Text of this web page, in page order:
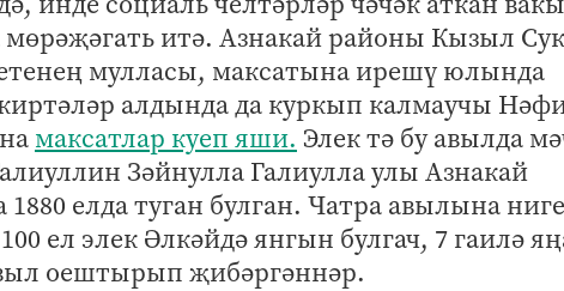
мөрәҗәгать итә. Азнакай районы Кызыл
мулласы, максатына ирешү юлында
алдында да куркып калмаучы
максатлар куеп яши. Элек тә бу авылда
Зәйнулла Галиулла улы Азнакай
елда туган булган. Чатра авылына
ел элек Әлкәйдә янгын булгач, 7 гаилә
оештырып җибәргәннәр.